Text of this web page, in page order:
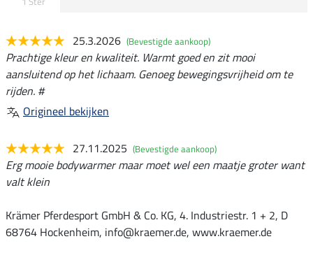
25.3.2026 (Bevestigde aankoop)
Prachtige kleur en kwaliteit. Warmt goed en zit mooi
aansluitend op het lichaam. Genoeg bewegingsvrijheid om te
rijden. #
Origineel bekijken
27.11.2025 (Bevestigde aankoop)
Erg mooie bodywarmer maar moet wel een maatje groter want
valt klein
Krämer Pferdesport GmbH & Co. KG, 4. Industriestr. 1 + 2, D
68764 Hockenheim, info@kraemer.de, www.kraemer.de